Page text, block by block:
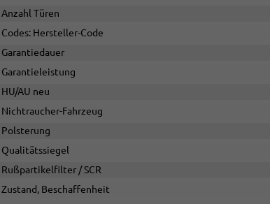
Anzahl Türen
Codes: Hersteller-Code
Garantiedauer
Garantieleistung
HU/AU neu
Nichtraucher-Fahrzeug
Polsterung
Qualitätssiegel
Rußpartikelfilter / SCR
Zustand, Beschaffenheit